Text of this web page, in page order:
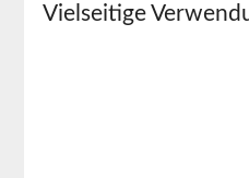
Vielseitige